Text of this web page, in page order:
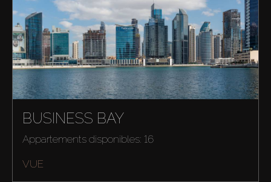
BUSINESS BAY
Appartements disponibles: 16
VUE